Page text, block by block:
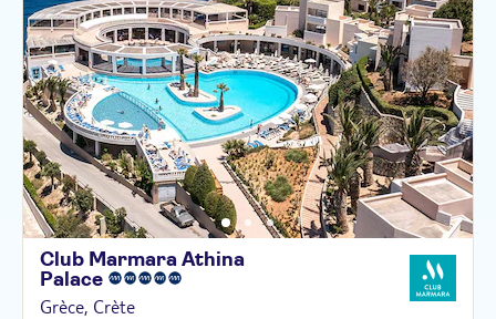
Club Marmara Athina
Palace
Grèce, Crète